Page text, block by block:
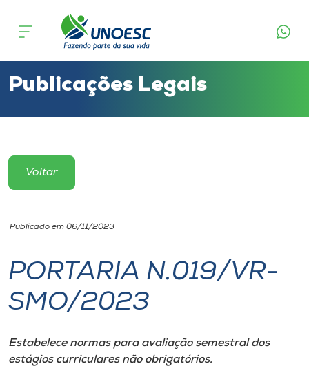
Cursos
Atendimento ao Estudante
Portal de Ensino
Unoesc
Internacionalização
I.nova
Publicações Legais
Voltar
Publicado em 06/11/2023
PORTARIA N.019/VR-
SMO/2023
Estabelece normas para avaliação semestral dos
estágios curriculares não obrigatórios.